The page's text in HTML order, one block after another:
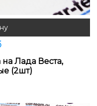
на Лада Веста,
(2шт)